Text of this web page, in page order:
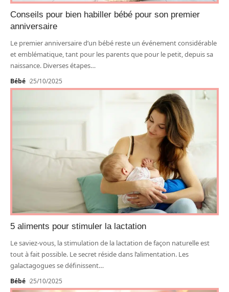
Conseils pour bien habiller bébé pour son premier
anniversaire
Le premier anniversaire d’un bébé reste un événement considérable
et emblématique, tant pour les parents que pour le petit, depuis sa
naissance. Diverses étapes…
Bébé 25/10/2025
5 aliments pour stimuler la lactation
Le saviez-vous, la stimulation de la lactation de façon naturelle est
tout à fait possible. Le secret réside dans l’alimentation. Les
galactagogues se définissent…
Bébé 25/10/2025